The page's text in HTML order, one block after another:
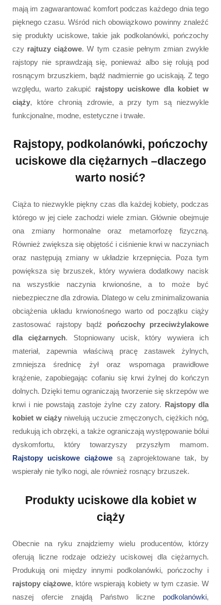
mają im zagwarantować komfort podczas każdego dnia tego
pięknego czasu. Wśród nich obowiązkowo powinny znaleźć
się produkty uciskowe, takie jak podkolanówki, pończochy
czy rajtuzy ciążowe. W tym czasie pełnym zmian zwykłe
rajstopy nie sprawdzają się, ponieważ albo się rolują pod
rosnącym brzuszkiem, bądź nadmiernie go uciskają. Z tego
względu, warto zakupić rajstopy uciskowe dla kobiet w
ciąży, które chronią zdrowie, a przy tym są niezwykle
funkcjonalne, modne, estetyczne i trwałe.
Rajstopy, podkolanówki, pończochy
uciskowe dla ciężarnych –dlaczego
warto nosić?
Ciąża to niezwykle piękny czas dla każdej kobiety, podczas
którego w jej ciele zachodzi wiele zmian. Głównie obejmuje
ona zmiany hormonalne oraz metamorfozę fizyczną.
Również zwiększa się objętość i ciśnienie krwi w naczyniach
oraz następują zmiany w układzie krzepnięcia. Poza tym
powiększa się brzuszek, który wywiera dodatkowy nacisk
na wszystkie naczynia krwionośne, a to może być
niebezpieczne dla zdrowia. Dlatego w celu zminimalizowania
obciążenia układu krwionośnego warto od początku ciąży
zastosować rajstopy bądź pończochy przeciwżylakowe
dla ciężarnych. Stopniowany ucisk, który wywiera ich
materiał, zapewnia właściwą pracę zastawek żylnych,
zmniejsza średnicę żył oraz wspomaga prawidłowe
krążenie, zapobiegając cofaniu się krwi żylnej do kończyn
dolnych. Dzięki temu ograniczają tworzenie się skrzepów we
krwi i nie powstają zastoje żylne czy zatory. Rajstopy dla
kobiet w ciąży niwelują uczucie zmęczonych, ciężkich nóg,
redukują ich obrzęki, a także ograniczają występowanie bólui
dyskomfortu, który towarzyszy przyszłym mamom.
Rajstopy uciskowe ciążowe są zaprojektowane tak, by
wspierały nie tylko nogi, ale również rosnący brzuszek.
Produkty uciskowe dla kobiet w
ciąży
Obecnie na ryku znajdziemy wielu producentów, którzy
oferują liczne rodzaje odzieży uciskowej dla ciężarnych.
Produkują oni między innymi podkolanówki, pończochy i
rajstopy ciążowe, które wspierają kobiety w tym czasie. W
naszej ofercie znajdą Państwo liczne podkolanówki,